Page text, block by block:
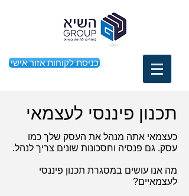
כניסת לקוחות אזור אישי
תכנון פיננסי לעצמאי
כעצמאי אתה מנהל את העסק שלך כמו
עסק. גם פנסיה וחסכונות שונים צריך לנהל.
מה אנו עושים במסגרת תכנון פיננסי
לעצמאיים?